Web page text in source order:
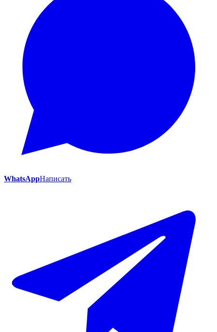
WhatsAppНаписать